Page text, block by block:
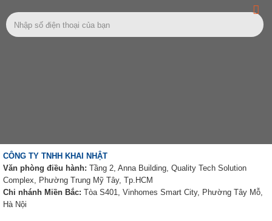
CÔNG TY TNHH KHAI NHẬT
Văn phòng điều hành: Tầng 2, Anna Building, Quality Tech Solution
Complex, Phường Trung Mỹ Tây, Tp.HCM
Chi nhánh Miền Bắc: Tòa S401, Vinhomes Smart City, Phường Tây Mỗ,
Hà Nội